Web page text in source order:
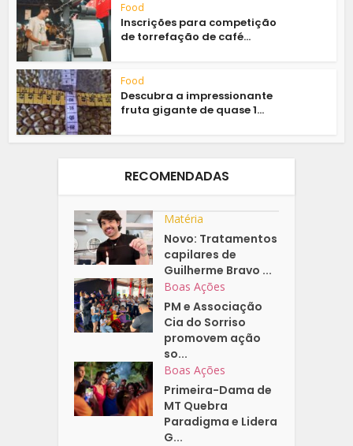
Food
Inscrições para competição
de torrefação de café...
Food
Descubra a impressionante
fruta gigante de quase 1...
RECOMENDADAS
Matéria
Novo: Tratamentos
capilares de
Guilherme Bravo ...
Boas Ações
PM e Associação
Cia do Sorriso
promovem ação
so...
Boas Ações
Primeira-Dama de
MT Quebra
Paradigma e Lidera
G...